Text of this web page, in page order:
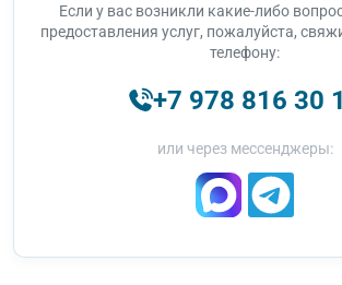
Если у вас возникли какие-либо
предоставления услуг, пожалуйста,
телефону:
+7 978 816 30
или через мессенджеры: